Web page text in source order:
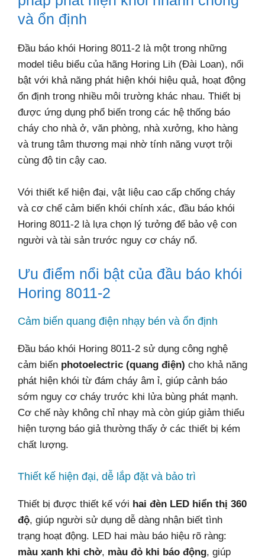
và ổn định
Đầu báo khói Horing 8011-2 là một trong những
model tiêu biểu của hãng Horing Lih (Đài Loan), nổi
bật với khả năng phát hiện khói hiệu quả, hoạt động
ổn định trong nhiều môi trường khác nhau. Thiết bị
được ứng dụng phổ biến trong các hệ thống báo
cháy cho nhà ở, văn phòng, nhà xưởng, kho hàng
và trung tâm thương mại nhờ tính năng vượt trội
cùng độ tin cậy cao.
Với thiết kế hiện đại, vật liệu cao cấp chống cháy
và cơ chế cảm biến khói chính xác, đầu báo khói
Horing 8011-2 là lựa chọn lý tưởng để bảo vệ con
người và tài sản trước nguy cơ cháy nổ.
Ưu điểm nổi bật của đầu báo khói
Horing 8011-2
Cảm biến quang điện nhạy bén và ổn định
Đầu báo khói Horing 8011-2 sử dụng công nghệ
cảm biến photoelectric (quang điện) cho khả năng
phát hiện khói từ đám cháy âm ỉ, giúp cảnh báo
sớm nguy cơ cháy trước khi lửa bùng phát mạnh.
Cơ chế này không chỉ nhạy mà còn giúp giảm thiểu
hiện tượng báo giả thường thấy ở các thiết bị kém
chất lượng.
Thiết kế hiện đại, dễ lắp đặt và bảo trì
Thiết bị được thiết kế với hai đèn LED hiển thị 360
độ, giúp người sử dụng dễ dàng nhận biết tình
trạng hoạt động. LED hai màu báo hiệu rõ ràng:
màu xanh khi chờ, màu đỏ khi báo động, giúp